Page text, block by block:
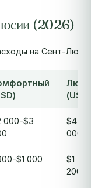
(2026)
на Сент-
Люкс
(USD)
000-$3
$4
000+
$1 000
$1
200+